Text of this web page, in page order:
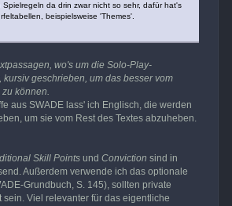
da drin zwar nicht so sehr, dafür hat's
beispielsweise 'Themes'.
wo's um die Solo-Play-
geschrieben, um das besser vom
können.
aus SWADE lass' ich Englisch, die werden
um sie vom Rest des Textes abzuheben.
Skill Pointsund Conviction sind in
Außerdem verwende ich das optionale
Grundbuch, S. 145), sollten private
sein. Viel relevanter für das eigentliche